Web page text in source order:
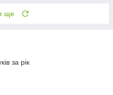
ще
за рік